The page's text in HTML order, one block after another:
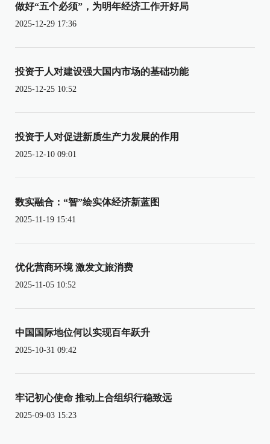
做好“五个必须”，为明年经济工作开好局
2025-12-29 17:36
投资于人对建设强大国内市场的基础功能
2025-12-25 10:52
投资于人对促进新质生产力发展的作用
2025-12-10 09:01
数实融合：“智”绘实体经济新蓝图
2025-11-19 15:41
优化营商环境 激发文旅消费
2025-11-05 10:52
中国国际地位何以实现百年跃升
2025-10-31 09:42
牢记初心使命 推动上合组织行稳致远
2025-09-03 15:23